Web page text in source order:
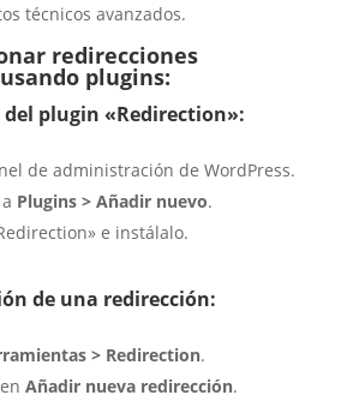
técnicos avanzados.
redirecciones
plugins:
plugin «Redirection»:
de administración de WordPress.
Plugins > Añadir nuevo.
e instálalo.
de una redirección:
> Redirection.
Añadir nueva redirección.